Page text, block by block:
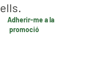
ells.
Adherir-me a la
promoció